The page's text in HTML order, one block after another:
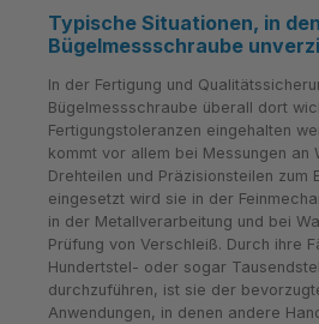
Typische Situationen, in
Bügelmessschraube
In der Fertigung und
Bügelmessschraube überall dort
Fertigungstoleranzen eingehalten
kommt vor allem bei Messungen an
Drehteilen und Präzisionsteilen zum
eingesetzt wird sie in der
in der Metallverarbeitung und bei
Prüfung von Verschleiß. Durch ihre
Hundertstel- oder sogar
durchzuführen, ist sie der
Anwendungen, in denen andere